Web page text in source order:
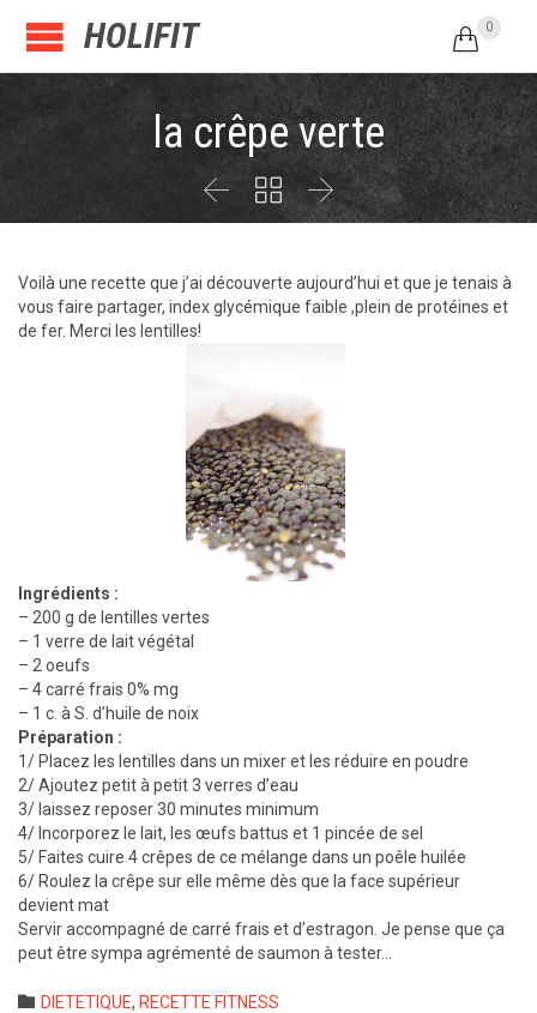
HOLIFIT  0
la crêpe verte
  
Voilà une recette que j’ai découverte aujourd’hui et que je tenais à
vous faire partager, index glycémique faible ,plein de protéines et
de fer. Merci les lentilles!
Ingrédients :
– 200 g de lentilles vertes
– 1 verre de lait végétal
– 2 oeufs
– 4 carré frais 0% mg
– 1 c. à S. d’huile de noix
Préparation :
1/ Placez les lentilles dans un mixer et les réduire en poudre
2/ Ajoutez petit à petit 3 verres d’eau
3/ laissez reposer 30 minutes minimum
4/ Incorporez le lait, les œufs battus et 1 pincée de sel
5/ Faites cuire 4 crêpes de ce mélange dans un poêle huilée
6/ Roulez la crêpe sur elle même dès que la face supérieur
devient mat
Servir accompagné de carré frais et d’estragon. Je pense que ça
peut être sympa agrémenté de saumon à tester…
 Category
DIETETIQUE, RECETTE FITNESS